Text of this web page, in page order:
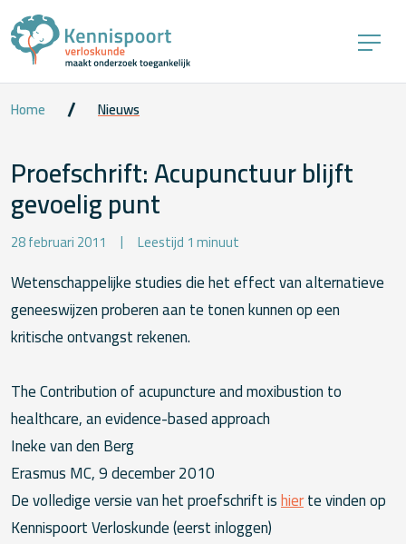
Home Nieuws
Proefschrift: Acupunctuur blijft
gevoelig punt
28 februari 2011 Leestijd 1 minuut
Wetenschappelijke studies die het effect van alternatieve
geneeswijzen proberen aan te tonen kunnen op een
kritische ontvangst rekenen.
The Contribution of acupuncture and moxibustion to
healthcare, an evidence-based approach
Ineke van den Berg
Erasmus MC, 9 december 2010
De volledige versie van het proefschrift ishierte vinden op
Kennispoort Verloskunde (eerst inloggen)